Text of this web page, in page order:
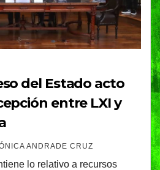
del Estado acto
entre LXI y
ANDRADE CRUZ
lo relativo a recursos